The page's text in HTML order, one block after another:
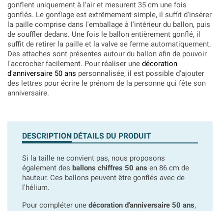
gonflent uniquement à l'air et mesurent 35 cm une fois
gonflés. Le gonflage est extrêmement simple, il suffit d'insérer
la paille comprise dans l'emballage à l'intérieur du ballon, puis
de souffler dedans. Une fois le ballon entièrement gonflé, il
suffit de retirer la paille et la valve se ferme automatiquement.
Des attaches sont présentes autour du ballon afin de pouvoir
l'accrocher facilement. Pour réaliser une décoration
d'anniversaire 50 ans personnalisée, il est possible d'ajouter
des lettres pour écrire le prénom de la personne qui fête son
anniversaire.
DESCRIPTION DÉTAILS DU PRODUIT
Si la taille ne convient pas, nous proposons
également des ballons chiffres 50 ans en 86 cm de
hauteur. Ces ballons peuvent être gonflés avec de
l'hélium.
Pour compléter une décoration d'anniversaire 50 ans,